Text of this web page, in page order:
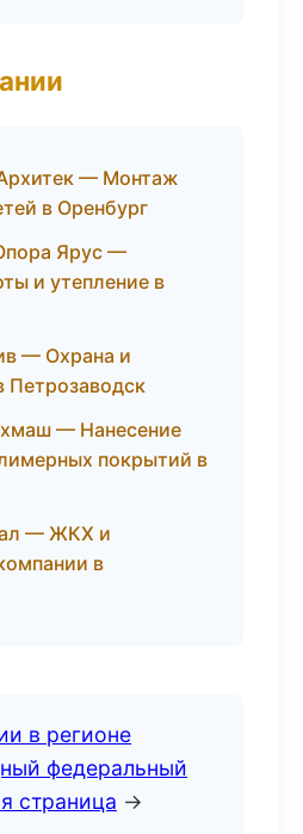
— Монтаж
в Оренбург
Ярус —
и утепление в
— Охрана и
Петрозаводск
— Нанесение
покрытий в
— ЖКХ и
в
в регионе
федеральный
страница →